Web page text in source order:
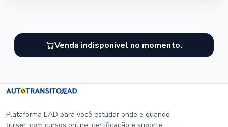
Venda indisponível no momento.
Plataforma EAD para você estudar onde e quando
quiser, com cursos online, certificação e suporte